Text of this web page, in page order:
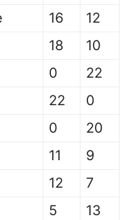
16
12
18
10
0
22
22
0
0
20
11
9
12
7
5
13